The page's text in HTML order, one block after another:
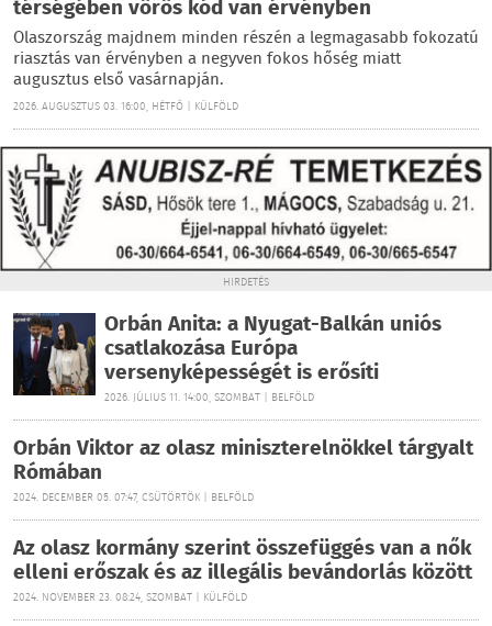
térségében vörös kód van érvényben
Olaszország majdnem minden részén a legmagasabb fokozatú
riasztás van érvényben a negyven fokos hőség miatt
augusztus első vasárnapján.
2026. AUGUSZTUS 03. 16:00, HÉTFŐ | KÜLFÖLD
HIRDETÉS
Orbán Anita: a Nyugat-Balkán uniós
csatlakozása Európa
versenyképességét is erősíti
2026. JÚLIUS 11. 14:00, SZOMBAT | BELFÖLD
Orbán Viktor az olasz miniszterelnökkel tárgyalt
Rómában
2024. DECEMBER 05. 07:47, CSÜTÖRTÖK | BELFÖLD
Az olasz kormány szerint összefüggés van a nők
elleni erőszak és az illegális bevándorlás között
2024. NOVEMBER 23. 08:24, SZOMBAT | KÜLFÖLD